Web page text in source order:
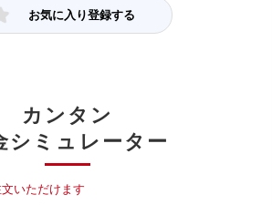
お気に入り登録する
カンタン
シミュレーター
いただけます